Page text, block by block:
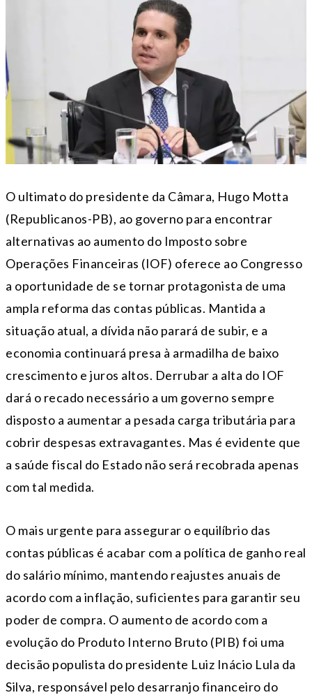
O ultimato do presidente da Câmara, Hugo Motta
(Republicanos-PB), ao governo para encontrar
alternativas ao aumento do Imposto sobre
Operações Financeiras (IOF) oferece ao Congresso
a oportunidade de se tornar protagonista de uma
ampla reforma das contas públicas. Mantida a
situação atual, a dívida não parará de subir, e a
economia continuará presa à armadilha de baixo
crescimento e juros altos. Derrubar a alta do IOF
dará o recado necessário a um governo sempre
disposto a aumentar a pesada carga tributária para
cobrir despesas extravagantes. Mas é evidente que
a saúde fiscal do Estado não será recobrada apenas
com tal medida.
O mais urgente para assegurar o equilíbrio das
contas públicas é acabar com a política de ganho real
do salário mínimo, mantendo reajustes anuais de
acordo com a inflação, suficientes para garantir seu
poder de compra. O aumento de acordo com a
evolução do Produto Interno Bruto (PIB) foi uma
decisão populista do presidente Luiz Inácio Lula da
Silva, responsável pelo desarranjo financeiro do